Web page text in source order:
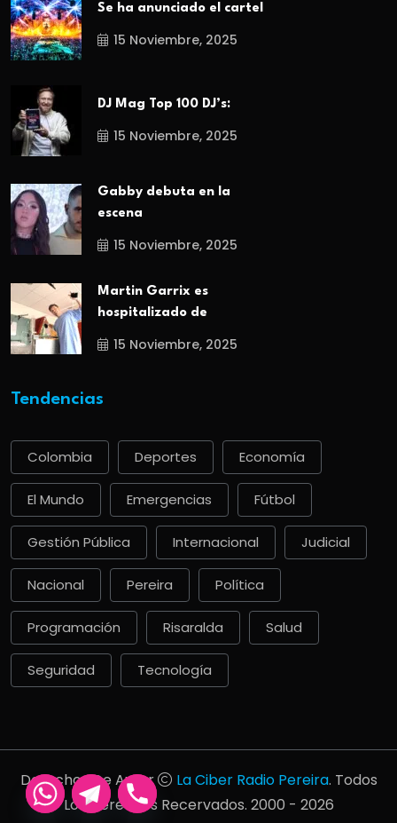
Se ha anunciado el cartel
15 Noviembre, 2025
DJ Mag Top 100 DJ’s:
15 Noviembre, 2025
Gabby debuta en la
escena
15 Noviembre, 2025
Martin Garrix es
hospitalizado de
15 Noviembre, 2025
Tendencias
Colombia Deportes Economía
El Mundo Emergencias Fútbol
Gestión Pública Internacional Judicial
Nacional Pereira Política
Programación Risaralda Salud
Seguridad Tecnología
Derechos De Autor La Ciber Radio Pereira. Todos
Los Derechos Recervados. 2000 - 2026